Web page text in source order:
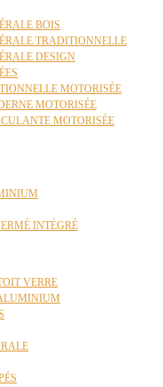
BOIS
TRADITIONNELLE
DESIGN
MOTORISÉE
MOTORISÉE
MOTORISÉE
INTÉGRÉ
VERRE